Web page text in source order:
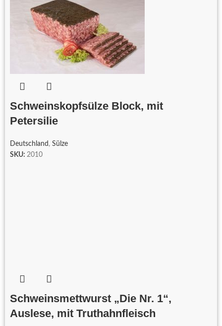
Schweinskopfsülze Block, mit
Petersilie
Deutschland , Sülze
SKU: 2010
Schweinsmettwurst „Die Nr. 1“,
Auslese, mit Truthahnfleisch